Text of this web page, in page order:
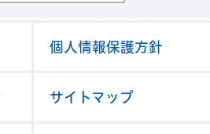
個人情報保護方針
サイトマップ